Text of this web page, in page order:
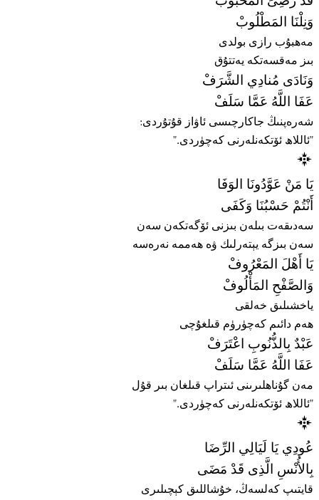
وَنِلْنَا المَطْلُوبْ
مەھبۇب رازى بولدى
بىز مەقسەتكە يەتتۇق
وَنَادَى مُنادِي الشَّرَفْ
عَفَا اللَّهُ عَمَّا سَلَفْ
شەرەپنىڭ جاكارچىسى ئاۋاز قۇتۇردى:
"ئاللاھ ئۆتكەنلەرنى كەچۈردى."
يَا مَنْ عَوَّدُونَا الوَفَا
أَنْتُمْ حَسْبُنَا وَكَفَى
سەدىقەت بىلەن بىزنى ئۆگەتكەن سەن
سەن بىزگە يېتەرلىك ۋە ھەممە نەرەسە
يَا أَهْلَ المَعْرُوفْ
وَالصَّفْحِ المَأْلُوفْ
ياخشىلىق خەلقى
ھەم دائىم كەچۈرۈم قىلغۇچى
عَبْدٌ بِالذُّنُوبِ اعْتَرَفْ
عَفَا اللَّهُ عَمَّا سَلَفْ
مەن گۇناھلىرىنى ئىتراپ قىلغان بىر قۇل
"ئاللاھ ئۆتكەنلەرنى كەچۈردى."
عُودِي يَا لَيَالِي الرِّضَا
بِالأُنْسِ الَّذِى قَدْ مَضَى
قايتىپ كەلسەڭ، خۇشاللىق كېچىلىرى